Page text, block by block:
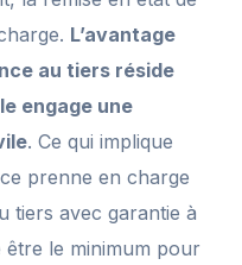
L’avantage
au tiers réside
engage une
. Ce qui implique
prenne en charge
tiers avec garantie à
être le minimum pour